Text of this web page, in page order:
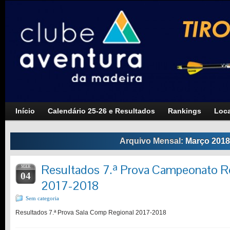
Início Calendário 25-26 e Resultados Rankings
Arquivo Mensal: Março 2018
MAR
04
Resultados 7.ª Prova Campeonato
2017-2018
Sem categoria
Resultados 7.ª Prova Sala Comp Regional 2017-2018